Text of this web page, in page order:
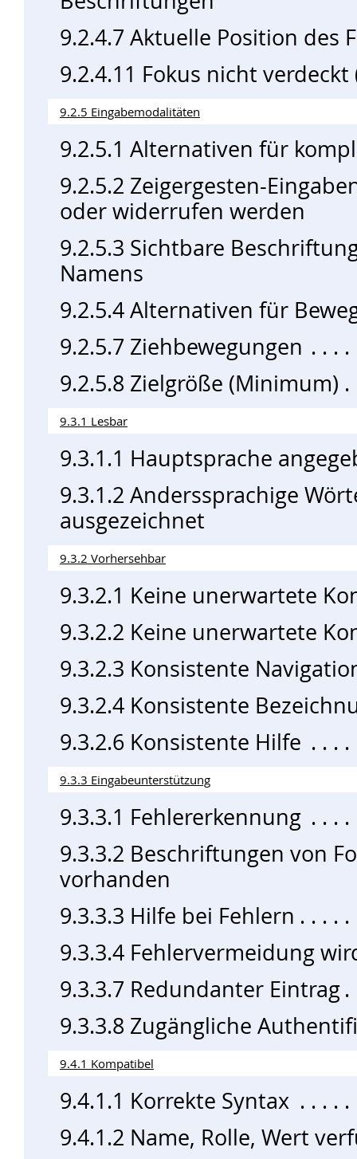
9.2.4.7 Aktuelle Position des
9.2.4.11 Fokus nicht
9.2.5 Eingabemodalitäten
9.2.5.1 Alternativen für
9.2.5.2 Zeigergesten-
oder widerrufen werden
9.2.5.3 Sichtbare
Namens
9.2.5.4 Alternativen für
9.2.5.7 Ziehbewegungen
9.2.5.8 Zielgröße (Minimum)
9.3.1 Lesbar
9.3.1.1 Hauptsprache
9.3.1.2 Anderssprachige
ausgezeichnet
9.3.2 Vorhersehbar
9.3.2.1 Keine unerwartete
9.3.2.2 Keine unerwartete
9.3.2.3 Konsistente
9.3.2.4 Konsistente
9.3.2.6 Konsistente Hilfe
9.3.3 Eingabeunterstützung
9.3.3.1 Fehlererkennung
9.3.3.2 Beschriftungen von
vorhanden
9.3.3.3 Hilfe bei Fehlern
9.3.3.4 Fehlervermeidung
9.3.3.7 Redundanter Eintrag
9.3.3.8 Zugängliche
9.4.1 Kompatibel
9.4.1.1 Korrekte Syntax
9.4.1.2 Name, Rolle, Wert